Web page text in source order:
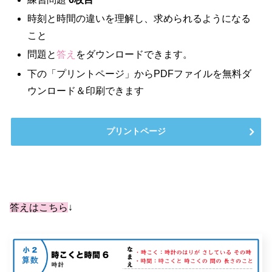
時刻と時間の違いを理解し、求められるようになる
こと
問題と答え をダウンロードできます。
下の「プリントページ」からPDFファイルを無料ダ
ウンロード＆印刷できます
プリントページ
答えはこちら ↓